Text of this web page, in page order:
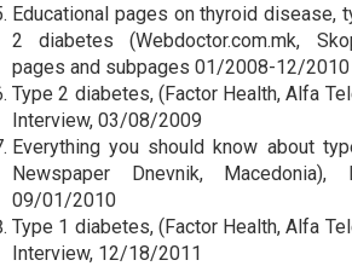
Educational pages on thyroid disease,
2 diabetes (Webdoctor.com.mk,
pages and subpages 01/2008-12/2010
Type 2 diabetes, (Factor Health, Alfa
Interview, 03/08/2009
Everything you should know about
Newspaper Dnevnik,
09/01/2010
Type 1 diabetes, (Factor Health, Alfa
Interview, 12/18/2011